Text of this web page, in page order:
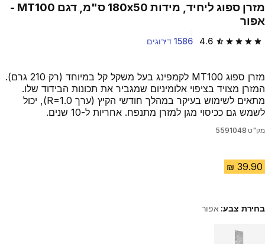
מזרן ספוג ליחיד, מידות ‏180x50 ס"מ, דגם MT100 -
אפור
4.6 4.6 out of 5 stars from 1586 reviews 1586 דירוגים
מזרן ספוג MT100 לקמפינג בעל משקל קל במיוחד (רק 210 גרם).
המזרן מצויד בציפוי אלומיניום שמגביר את תכונות הבידוד שלו.
מתאים לשימוש בעיקר במהלך חודשי הקיץ (ערך R=1.0), יכול
לשמש גם ככיסוי מגן למזרן מתנפח. אחריות ל-10 שנים.
מק"ט 5591048
בחירת צבע: אפור
Choose a variant